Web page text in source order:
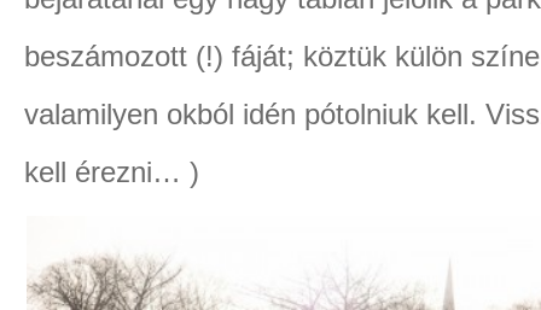
beszámozott (!) fáját; köztük külön
valamilyen okból idén pótolniuk kell.
kell érezni… )